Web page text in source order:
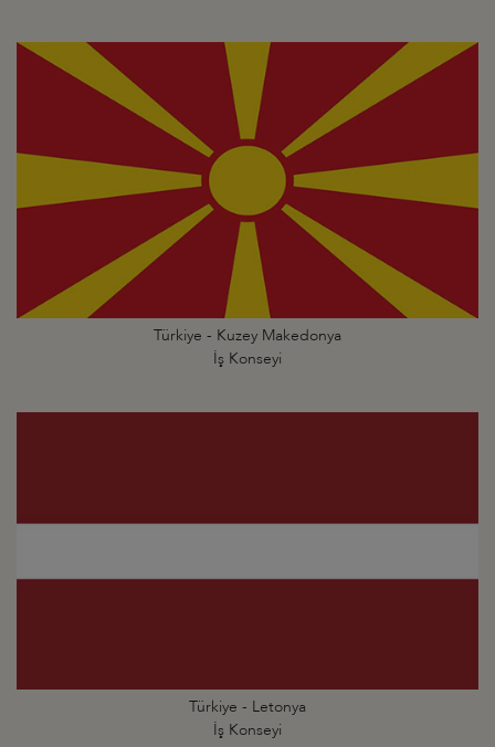
Türkiye - Kuzey Makedonya
İş Konseyi
Türkiye - Letonya
İş Konseyi